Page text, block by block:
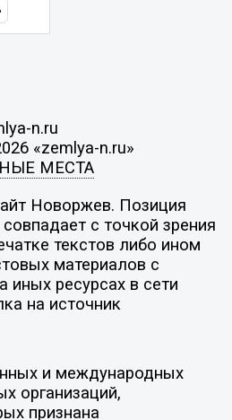
n.ru
«zemlya-n.ru»
МЕСТА
Новоржев. Позиция
с точкой зрения
текстов либо ином
материалов с
иных ресурсах в сети
на источник
и международных
организаций,
признана